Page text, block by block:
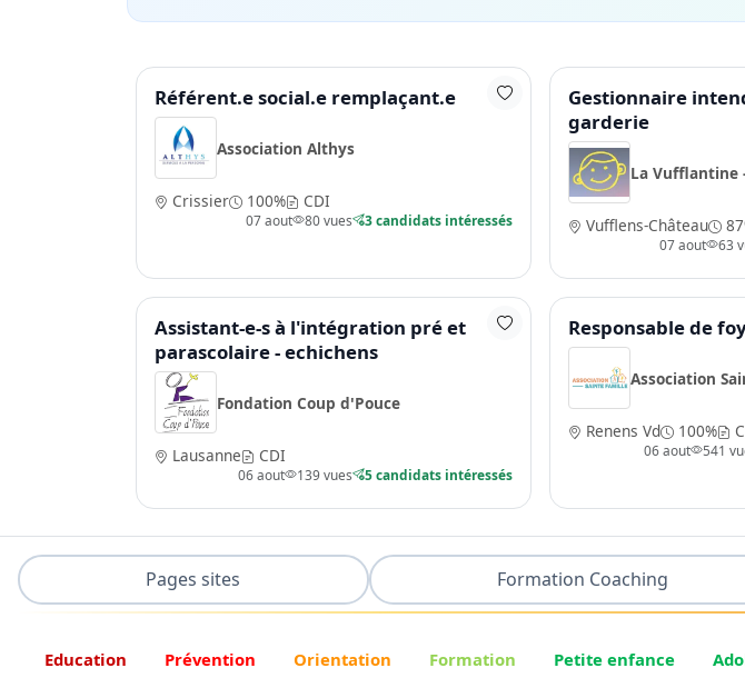
Référent.e social.e remplaçant.e
Association Althys
Crissier 100% CDI
07 aout 80 vues 3 candidats intéressés
Gestionnaire
garderie
La Vufflantine
Vufflens-Château
07 aout 63
Assistant-e-s à l'intégration pré et
parascolaire - echichens
Fondation Coup d'Pouce
Lausanne CDI
06 aout 139 vues 5 candidats intéressés
Responsable de
Association
Renens Vd 100%
06 aout 541
Pages sites Formation Coaching
Education Prévention Orientation Formation Petite enfance